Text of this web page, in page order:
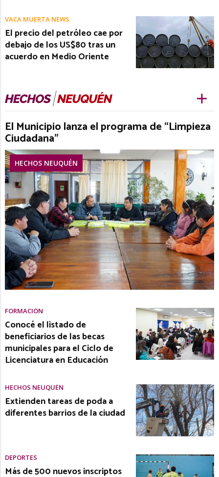
VACA MUERTA NEWS
El precio del petróleo cae por
debajo de los US$80 tras un
acuerdo en Medio Oriente
El Municipio lanza el programa de “Limpieza
Ciudadana”
HECHOS NEUQUÉN
FORMACIÓN
Conocé el listado de
beneficiarios de las becas
municipales para el Ciclo de
Licenciatura en Educación
HECHOS NEUQUÉN
Extienden tareas de poda a
diferentes barrios de la ciudad
DEPORTES
Más de 500 nuevos inscriptos